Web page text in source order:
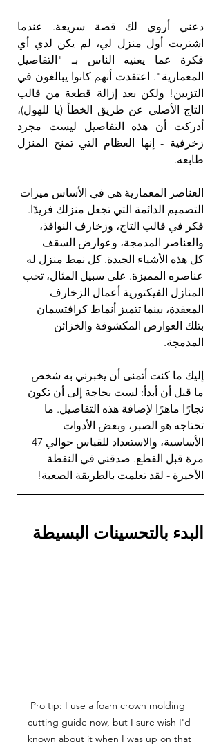
طابعه.
العناصر المعمارية هي في الأساس ميزات
التصميم الدائمة التي تجعل منزلك فريدًا.
فكر في قالب التاج، وزخارف النوافذ،
والعناصر المدمجة، وعوارض السقف -
كل هذه الأشياء الجيدة. كل نمط منزل له
عناصره المميزة. على سبيل المثال، تحب
المنازل الفيكتورية أعمال الزخارف
المعقدة، بينما تتميز أنماط كرافتسمان
بتلك العوارض المكشوفة والخزائن
المدمجة.
إليك ما كنت أتمنى أن يخبرني به شخص
ما قبل أن أبدأ: لست بحاجة إلى أن تكون
نجارًا ماهرًا لإضافة هذه التفاصيل. ما
تحتاجه هو الصبر، وبعض الأدوات
مرة قبل القطع. صدقني في النقطة
الأخيرة - لقد تعلمت بالطريقة الصعبة!
البدء بالتحسينات البسيطة
Pro tip: I use a foam crown molding
cutting guide now, but I sure wish I'd
known about it when I was up on that